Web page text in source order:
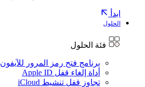
ابدأ
الحلول
فئة الحلول
برنامج فتح رمز المرور للآيفون
أداة إلغاء قفل Apple ID
تجاوز قفل تنشيط iCloud